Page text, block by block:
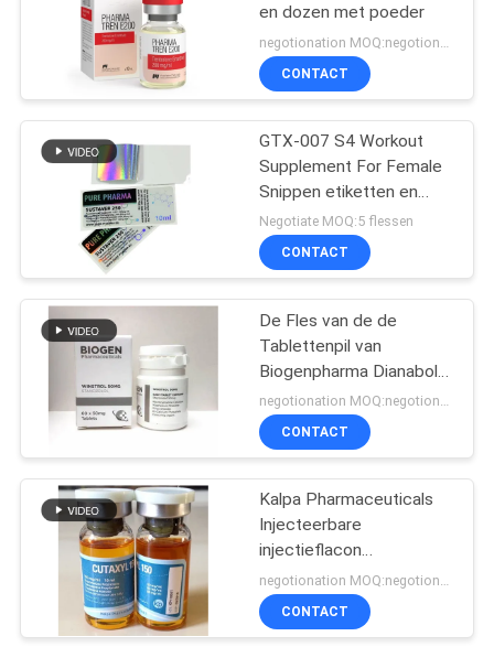
PRIVACY
POLICYde etiketten van het
douaneflesje
111
10ml flesjedozen
45
de sticker van het
veiligheidshologram
27
en dozen met poeder
CONTACT
GTX-007 S4 Workout
Supplement For Female
Snippen etiketten en
dozen
Negotiate MOQ:5 flessen
CONTACT
De Fles van de de
Tablettenpil van
Biogenpharma Dianabol
10mg etiketteert en
Dozenvierkant
negotionation MOQ:negotionation
CONTACT
Kalpa Pharmaceuticals
Injecteerbare
injectieflacon
Drostanolone Propionaat
CONTACT